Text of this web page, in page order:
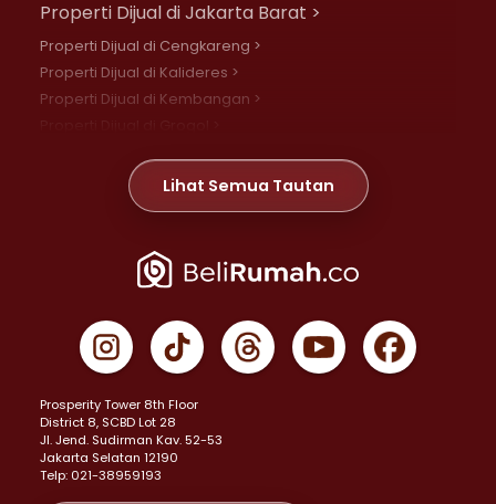
Properti Dijual di Jakarta Barat >
Properti Dijual di Cengkareng >
Properti Dijual di Kalideres >
Properti Dijual di Kembangan >
Properti Dijual di Meruya >
Properti Dijual di Jelambar >
Properti Dijual di Jakarta Pusat >
Properti Dijual di Gambir >
Properti Dijual di Johar Baru >
Properti Dijual di Menteng >
Properti Dijual di Senen >
Properti Dijual di Tanah Abang >
Properti Dijual di Cikini >
Lihat Semua Tautan
Prosperity Tower 8th Floor
District 8, SCBD Lot 28
JI. Jend. Sudirman Kav. 52-53
Jakarta Selatan 12190
Telp: 021-38959193